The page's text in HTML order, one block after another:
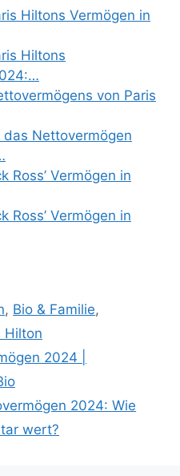
Hiltons Vermögen in
Hiltons
von Paris
Nettovermögen
Ross’ Vermögen in
Ross’ Vermögen in
, Bio & Familie,
Hilton
2024 |
2024: Wie
wert?